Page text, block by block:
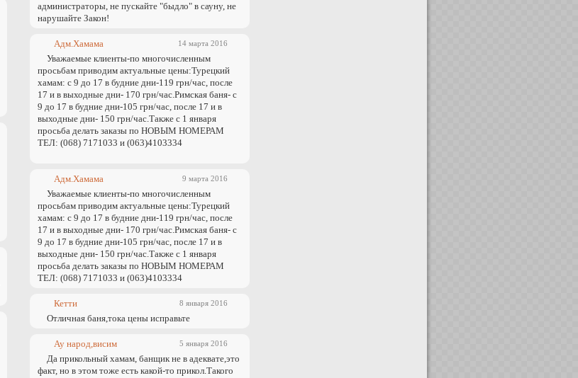
администраторы, не пускайте "быдло" в сауну, не
нарушайте Закон!
14 марта 2016
Адм.Хамама
Уважаемые клиенты-по многочисленным
просьбам приводим актуальные цены:Турецкий
хамам: с 9 до 17 в будние дни-119 грн/час, после
17 и в выходные дни- 170 грн/час.Римская баня- с
9 до 17 в будние дни-105 грн/час, после 17 и в
выходные дни- 150 грн/час.Также с 1 января
просьба делать заказы по НОВЫМ НОМЕРАМ
ТЕЛ: (068) 7171033 и (063)4103334
9 марта 2016
Адм.Хамама
Уважаемые клиенты-по многочисленным
просьбам приводим актуальные цены:Турецкий
хамам: с 9 до 17 в будние дни-119 грн/час, после
17 и в выходные дни- 170 грн/час.Римская баня- с
9 до 17 в будние дни-105 грн/час, после 17 и в
выходные дни- 150 грн/час.Также с 1 января
просьба делать заказы по НОВЫМ НОМЕРАМ
ТЕЛ: (068) 7171033 и (063)4103334
8 января 2016
Кетти
Отличная баня,тока цены исправьте
5 января 2016
Ау народ,висим
Да прикольный хамам, банщик не в адеквате,это
факт, но в этом тоже есть какой-то прикол.Такого